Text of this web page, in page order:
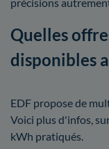
précisions
Quelles
disponibles
EDF propose de
Voici plus d'infos,
kWh pratiqués.